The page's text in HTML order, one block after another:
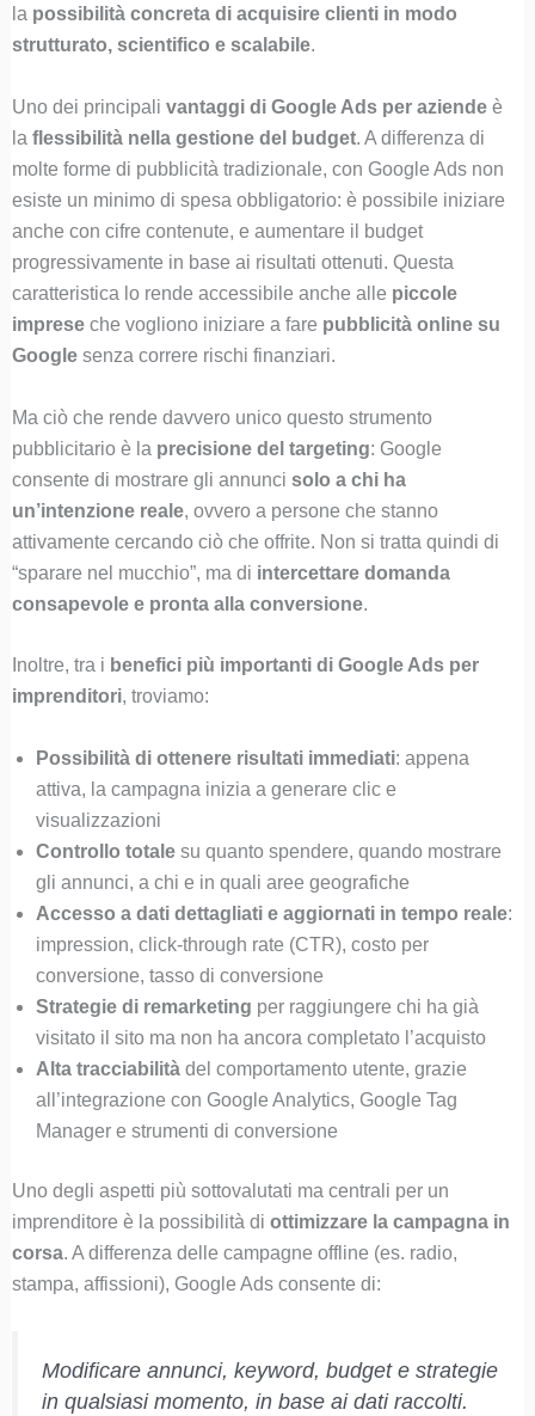
la possibilità concreta di acquisire clienti in modo
strutturato, scientifico e scalabile.
Uno dei principali vantaggi di Google Ads per aziendeè
la flessibilità nella gestione del budget. A differenza di
molte forme di pubblicità tradizionale, con Google Ads non
esiste un minimo di spesa obbligatorio: è possibile iniziare
anche con cifre contenute, e aumentare il budget
progressivamente in base ai risultati ottenuti. Questa
caratteristica lo rende accessibile anche alle piccole
impreseche vogliono iniziare a fare pubblicità online su
Googlesenza correre rischi finanziari.
Ma ciò che rende davvero unico questo strumento
pubblicitario è la precisione del targeting: Google
consente di mostrare gli annunci solo a chi ha
un’intenzione reale, ovvero a persone che stanno
attivamente cercando ciò che offrite. Non si tratta quindi di
“sparare nel mucchio”, ma di intercettare domanda
consapevole e pronta alla conversione.
Inoltre, tra i benefici più importanti di Google Ads per
imprenditori, troviamo:
Possibilità di ottenere risultati immediati: appena
attiva, la campagna inizia a generare clic e
visualizzazioni
Controllo totalesu quanto spendere, quando mostrare
gli annunci, a chi e in quali aree geografiche
Accesso a dati dettagliati e aggiornati in tempo reale:
impression, click-through rate (CTR), costo per
conversione, tasso di conversione
Strategie di remarketing per raggiungere chi ha già
visitato il sito ma non ha ancora completato l’acquisto
Alta tracciabilitàdel comportamento utente, grazie
all’integrazione con Google Analytics, Google Tag
Manager e strumenti di conversione
Uno degli aspetti più sottovalutati ma centrali per un
imprenditore è la possibilità di ottimizzare la campagna in
corsa. A differenza delle campagne offline (es. radio,
stampa, affissioni), Google Ads consente di:
Modificare annunci, keyword, budget e strategie
in qualsiasi momento, in base ai dati raccolti.